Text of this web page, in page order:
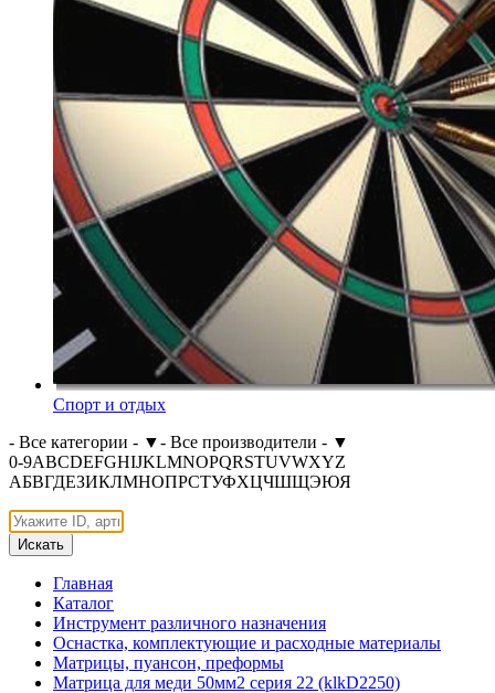
Спорт и отдых
- Все категории - ▼- Все производители - ▼
0-9ABCDEFGHIJKLMNOPQRSTUVWXYZ
АБВГДЕЗИКЛМНОПРСТУФХЦЧШЩЭЮЯ
Искать
Главная
Каталог
Инструмент различного назначения
Оснастка, комплектующие и расходные материалы
Матрицы, пуансон, преформы
Матрица для меди 50мм2 серия 22 (klkD2250)